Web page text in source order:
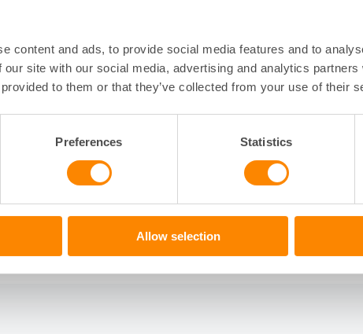
content and ads, to provide social media features and to
our site with our social media, advertising and analytics
to them or that they’ve collected from your use of their
Preferences Statistics
Allow selection
agera ansvarsfullt
fastighetsägare och bostadsrättsföreningar (i egenskap av
eller störningar. I vissa fall kan även sociala myndigheter
formuläret nedan.